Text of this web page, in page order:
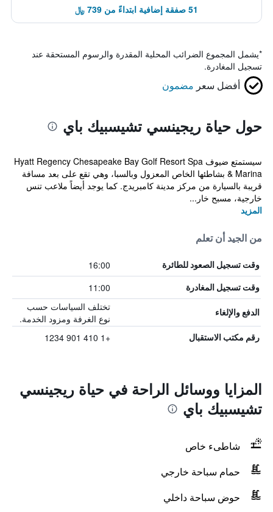
51 صفقة إضافية ابتداءً من 739 ﷼
*يشمل المجموع الضرائب المحلية المقدرة والرسوم المستحقة عند
تسجيل المغادرة.
أفضل سعر مضمون
حول حياة ريجينسي تشيسبيك باي
سيستمتع ضيوف Hyatt Regency Chesapeake Bay Golf Resort Spa
& Marina بشاطئها الخاص المعزول وبالسبا، وهي تقع على بعد مسافة
قريبة بالسيارة من مركز مدينة كامبريدج. كما يوجد أيضاً ملاعب تنس
خارجية، مسبح خار...
المزيد
من الجيد أن تعلم
وقت تسجيل الصعود للطائرة 16:00
وقت تسجيل المغادرة 11:00
الدفع والإلغاء
تختلف السياسات حسب
نوع الغرفة ومزود الخدمة.
رقم مكتب الاستقبال +1 410 901 1234
المزايا ووسائل الراحة في حياة ريجينسي
تشيسبيك باي
شاطىء خاص
حمام سباحة خارجي
حوض سباحة داخلي